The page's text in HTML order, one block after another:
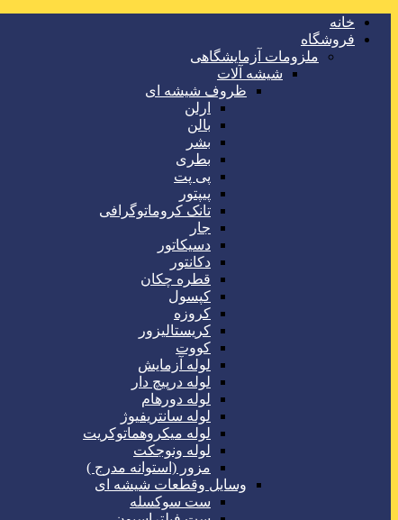
خانه
فروشگاه
ملزومات آزمایشگاهی
شیشه آلات
ظروف شیشه ای
ارلن
بالن
بشر
بطری
پی پت
پیپتور
تانک کروماتوگرافی
جار
دسیکاتور
دکانتور
قطره چکان
کپسول
کروزه
کریستالیزور
کووت
لوله آزمایش
لوله درپیچ دار
لوله دورهام
لوله سانتریفیوژ
لوله میکروهماتوکریت
لوله ونوجکت
مزور (استوانه مدرج )
وسایل وقطعات شیشه ای
ست سوکسله